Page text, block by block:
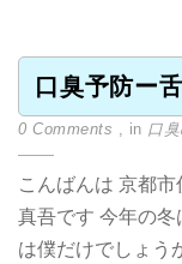
口臭予防ー
0 Comments , in 口
こんばんは 京都
真吾です 今年の
は僕だけでしょう